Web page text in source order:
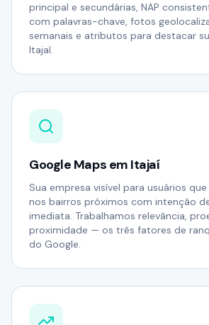
principal e secundárias, NAP
com palavras-chave, fotos
semanais e atributos para destacar
Itajaí.
Google Maps em Itajaí
Sua empresa visível para usuários
nos bairros próximos com intenção
imediata. Trabalhamos relevância,
proximidade — os três fatores de
do Google.